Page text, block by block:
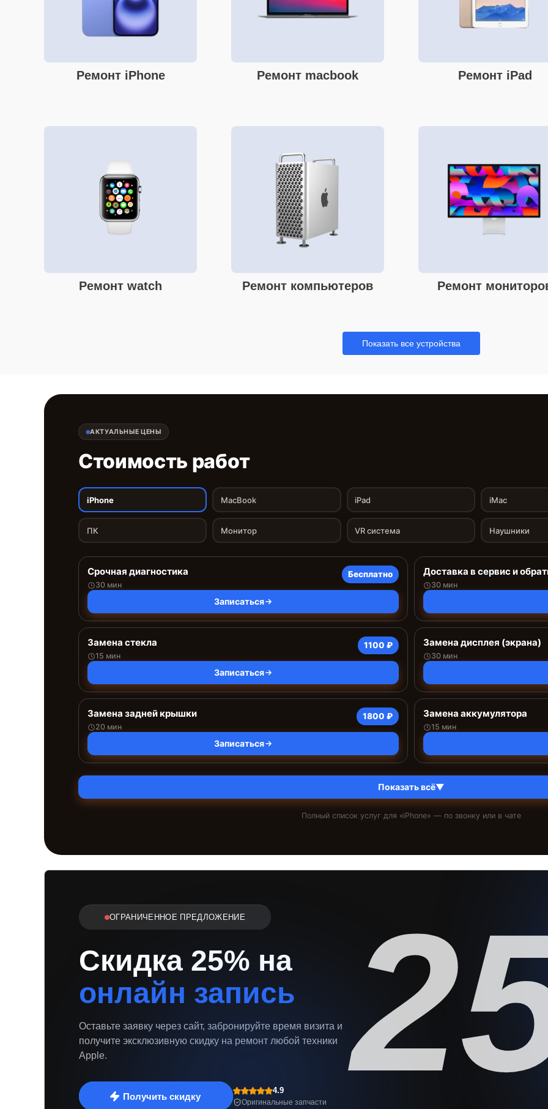
Ремонт iPhone Ремонт macbook Ремонт iPad
Ремонт watch Ремонт компьютеров Ремонт
Показать все устройства
АКТУАЛЬНЫЕ ЦЕНЫ
Стоимость работ
iPhone MacBook iPad iMac
ПК Монитор VR система Наушники
Срочная диагностика
30 мин
Бесплатно
Записаться
Доставка в сервис и
30 мин
Замена стекла
15 мин
1100 ₽
Записаться
Замена дисплея (экрана)
30 мин
Замена задней крышки
20 мин
1800 ₽
Записаться
Замена аккумулятора
15 мин
Показать всё▼
Полный список услуг для «iPhone» — по звонку или в чате
ОГРАНИЧЕННОЕ ПРЕДЛОЖЕНИЕ
Скидка 25% на
онлайн запись
Оставьте заявку через сайт, забронируйте время визита и
получите эксклюзивную скидку на ремонт любой техники
Apple.
Получить скидку
4.9
Оригинальные запчасти